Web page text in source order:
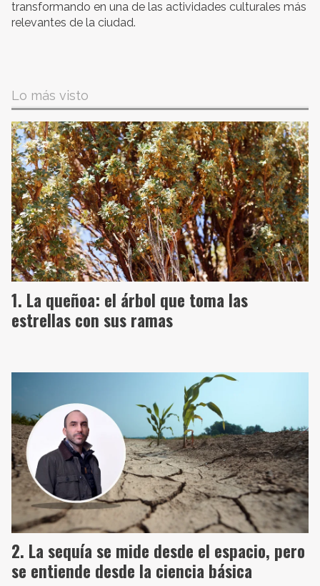
transformando en una de las actividades culturales más
relevantes de la ciudad.
Lo más visto
La queñoa: el árbol que toma las
estrellas con sus ramas
La sequía se mide desde el espacio, pero
se entiende desde la ciencia básica